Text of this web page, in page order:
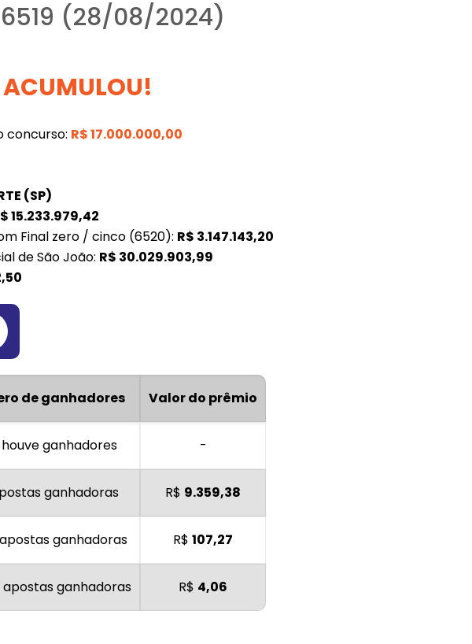
(28/08/2024)
ACUMULOU!
concurso: R$17.000.000,00
(SP)
15.233.979,42
Final zero / cinco (6520): R$ 3.147.143,20
de São João: R$ 30.029.903,99
de ganhadores Valor do prêmio
houve ganhadores -
ganhadoras R$ 9.359,38
ganhadoras R$107,27
apostas ganhadoras R$ 4,06